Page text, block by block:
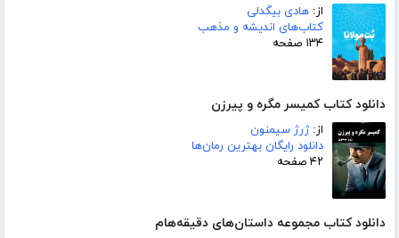
از: هادی بیگدلی
کتاب‌های اندیشه و مذهب
۱۳۴ صفحه
دانلود کتاب کمیسر مگره و پیرزن
از:ژرژ سیمنون
دانلود رایگان بهترین رمان‌ها
۴۲ صفحه
دانلود کتاب مجموعه داستان‌های دقیقه‌هام